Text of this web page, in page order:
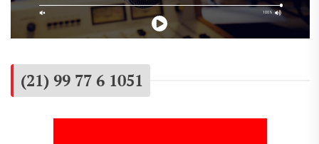
(21) 99 77 6 1051